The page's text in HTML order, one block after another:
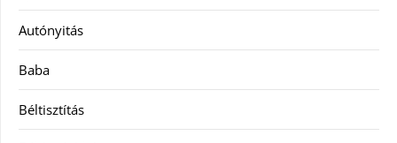
Autónyitás
Baba
Béltisztítás